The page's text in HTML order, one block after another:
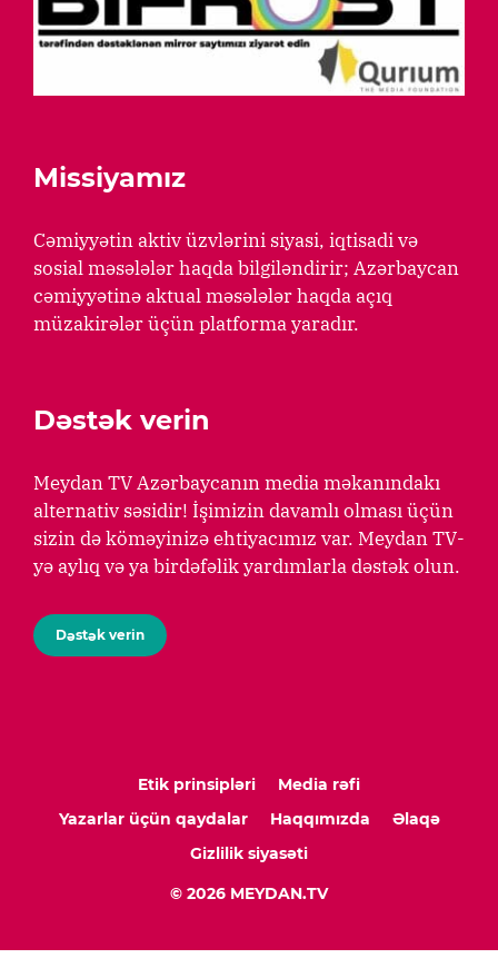
Missiyamız
Cəmiyyətin aktiv üzvlərini siyasi, iqtisadi və
sosial məsələlər haqda bilgiləndirir; Azərbaycan
cəmiyyətinə aktual məsələlər haqda açıq
müzakirələr üçün platforma yaradır.
Dəstək verin
Meydan TV Azərbaycanın media məkanındakı
alternativ səsidir! İşimizin davamlı olması üçün
sizin də köməyinizə ehtiyacımız var. Meydan TV-
yə aylıq və ya birdəfəlik yardımlarla dəstək olun.
Dəstək verin
Etik prinsipləri
Media rəfi
Yazarlar üçün qaydalar
Haqqımızda
Əlaqə
Gizlilik siyasəti
© 2026 MEYDAN.TV